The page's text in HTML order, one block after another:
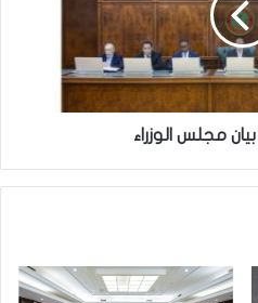
بيان مجلس الوزراء